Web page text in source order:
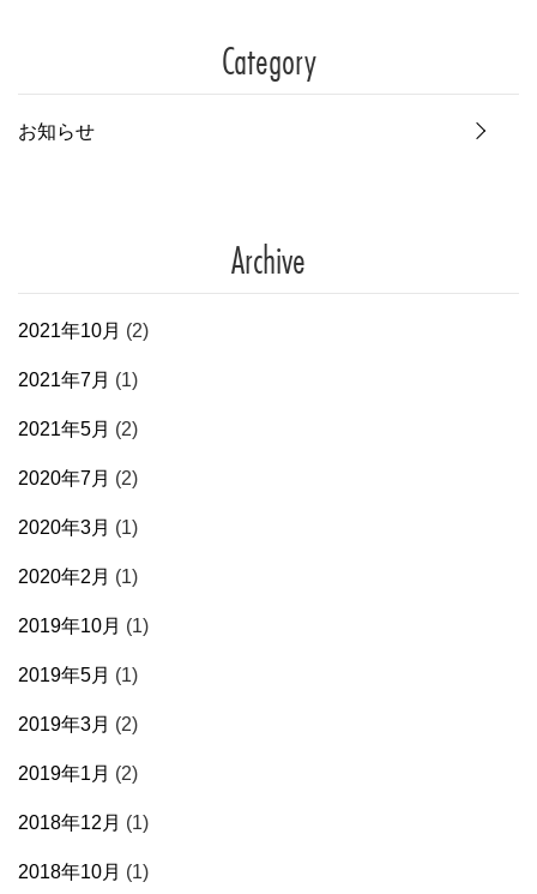
Category
お知らせ
Archive
2021年10月 (2)
2021年7月 (1)
2021年5月 (2)
2020年7月 (2)
2020年3月 (1)
2020年2月 (1)
2019年10月 (1)
2019年5月 (1)
2019年3月 (2)
2019年1月 (2)
2018年12月 (1)
2018年10月 (1)